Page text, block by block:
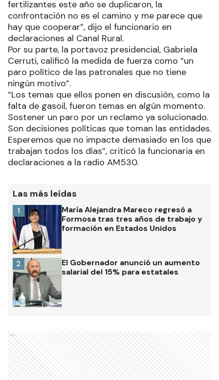
fertilizantes este año se duplicaron, la
confrontación no es el camino y me parece que
hay que cooperar”, dijo el funcionario en
declaraciones al Canal Rural.
Por su parte, la portavoz presidencial, Gabriela
Cerruti, calificó la medida de fuerza como “un
paro político de las patronales que no tiene
ningún motivo”.
“Los temas que ellos ponen en discusión, como la
falta de gasoil, fueron temas en algún momento.
Sostener un paro por un reclamo ya solucionado.
Son decisiones políticas que toman las entidades.
Esperemos que no impacte demasiado en los que
trabajan todos los días”, criticó la funcionaria en
declaraciones a la radio AM530.
Las más leídas
María Alejandra Mareco regresó a
Formosa tras tres años de trabajo y
formación en Estados Unidos
1
El Gobernador anunció un aumento
salarial del 15% para estatales
2
Ads